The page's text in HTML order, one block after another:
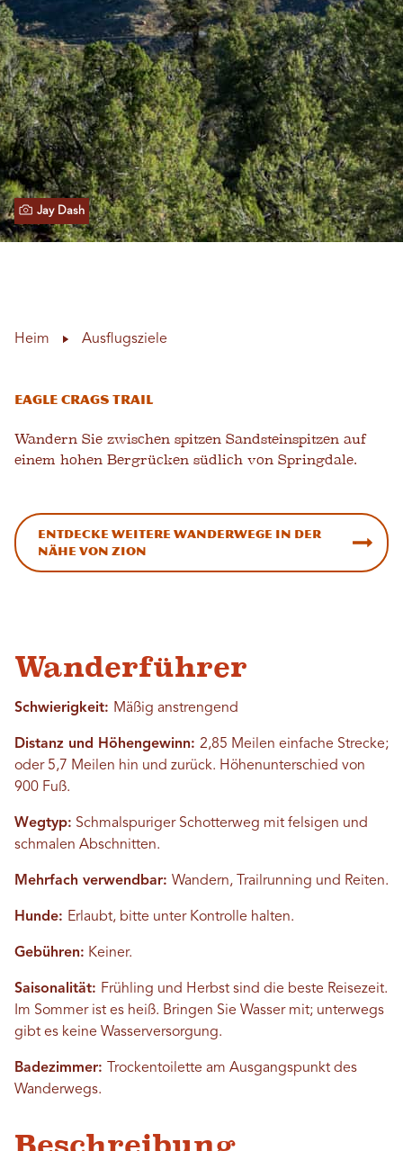
Jay Dash
Heim Ausflugsziele
Eagle Crags Trail
Wandern Sie zwischen spitzen Sandsteinspitzen auf
einem hohen Bergrücken südlich von Springdale.
Entdecke weitere Wanderwege in der
Nähe von Zion
Wanderführer
Schwierigkeit: Mäßig anstrengend
Distanz und Höhengewinn: 2,85 Meilen einfache Strecke;
oder 5,7 Meilen hin und zurück. Höhenunterschied von
900 Fuß.
Wegtyp: Schmalspuriger Schotterweg mit felsigen und
schmalen Abschnitten.
Mehrfach verwendbar: Wandern, Trailrunning und Reiten.
Hunde: Erlaubt, bitte unter Kontrolle halten.
Gebühren: Keiner.
Saisonalität: Frühling und Herbst sind die beste Reisezeit.
Im Sommer ist es heiß. Bringen Sie Wasser mit; unterwegs
gibt es keine Wasserversorgung.
Badezimmer:
Trockentoilette am Ausgangspunkt des
Wanderwegs.